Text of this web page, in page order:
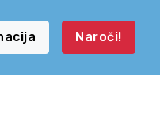
Naroči!